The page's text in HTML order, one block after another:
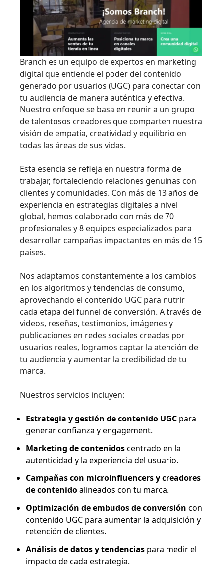
Branch es un equipo de expertos en marketing
digital que entiende el poder del contenido
generado por usuarios (UGC) para conectar con
tu audiencia de manera auténtica y efectiva.
Nuestro enfoque se basa en reunir a un grupo
de talentosos creadores que comparten nuestra
visión de empatía, creatividad y equilibrio en
todas las áreas de sus vidas.
Esta esencia se refleja en nuestra forma de
trabajar, fortaleciendo relaciones genuinas con
clientes y comunidades. Con más de 13 años de
experiencia en estrategias digitales a nivel
global, hemos colaborado con más de 70
profesionales y 8 equipos especializados para
desarrollar campañas impactantes en más de 15
países.
Nos adaptamos constantemente a los cambios
en los algoritmos y tendencias de consumo,
aprovechando el contenido UGC para nutrir
cada etapa del funnel de conversión. A través de
videos, reseñas, testimonios, imágenes y
publicaciones en redes sociales creadas por
usuarios reales, logramos captar la atención de
tu audiencia y aumentar la credibilidad de tu
marca.
Nuestros servicios incluyen:
Estrategia y gestión de contenido UGC para
generar confianza y engagement.
Marketing de contenidoscentrado en la
autenticidad y la experiencia del usuario.
Campañas con microinfluencers y creadores
de contenidoalineados con tu marca.
Optimización de embudos de conversión con
contenido UGC para aumentar la adquisición y
retención de clientes.
Análisis de datos y tendencias para medir el
impacto de cada estrategia.